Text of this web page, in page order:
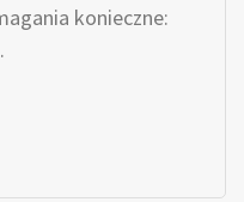
konieczne: